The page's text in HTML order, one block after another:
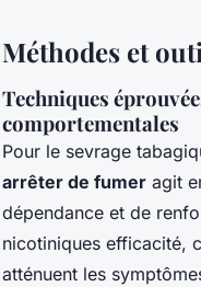
Méthodes et
Techniques
comportementales
Pour le sevrage
arrêter de fumer agit
dépendance et de
nicotiniques efficacité,
atténuent les